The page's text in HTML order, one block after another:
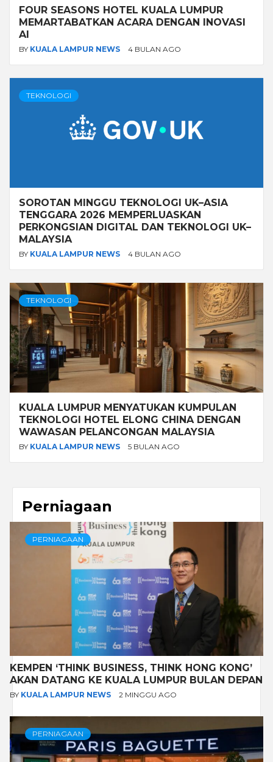
FOUR SEASONS HOTEL KUALA LUMPUR
MEMARTABATKAN ACARA DENGAN INOVASI
AI
BY KUALA LAMPUR NEWS 4 BULAN AGO
TEKNOLOGI
SOROTAN MINGGU TEKNOLOGI UK–ASIA
TENGGARA 2026 MEMPERLUASKAN
PERKONGSIAN DIGITAL DAN TEKNOLOGI UK–
MALAYSIA
BY KUALA LAMPUR NEWS 4 BULAN AGO
TEKNOLOGI
KUALA LUMPUR MENYATUKAN KUMPULAN
TEKNOLOGI HOTEL ELONG CHINA DENGAN
WAWASAN PELANCONGAN MALAYSIA
BY KUALA LAMPUR NEWS 5 BULAN AGO
Perniagaan
PERNIAGAAN
KEMPEN ‘THINK BUSINESS, THINK HONG KONG’
AKAN DATANG KE KUALA LUMPUR BULAN DEPAN
BY KUALA LAMPUR NEWS 2 MINGGU AGO
PERNIAGAAN